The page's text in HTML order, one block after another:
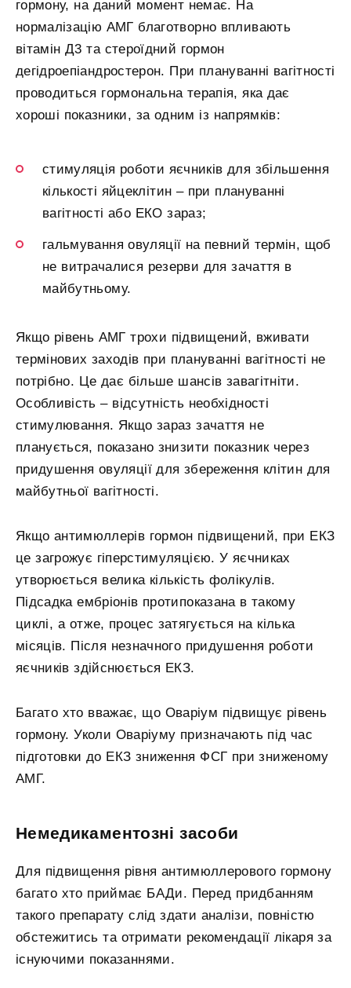
гормону, на даний момент немає. На
нормалізацію АМГ благотворно впливають
вітамін Д3 та стероїдний гормон
дегідроепіандростерон. При плануванні вагітності
проводиться гормональна терапія, яка дає
хороші показники, за одним із напрямків:
стимуляція роботи яєчників для збільшення
кількості яйцеклітин – при плануванні
вагітності або ЕКО зараз;
гальмування овуляції на певний термін, щоб
не витрачалися резерви для зачаття в
майбутньому.
Якщо рівень АМГ трохи підвищений, вживати
термінових заходів при плануванні вагітності не
потрібно. Це дає більше шансів завагітніти.
Особливість – відсутність необхідності
стимулювання. Якщо зараз зачаття не
планується, показано знизити показник через
придушення овуляції для збереження клітин для
майбутньої вагітності.
Якщо антимюллерів гормон підвищений, при ЕКЗ
це загрожує гіперстимуляцією. У яєчниках
утворюється велика кількість фолікулів.
Підсадка ембріонів протипоказана в такому
циклі, а отже, процес затягується на кілька
місяців. Після незначного придушення роботи
яєчників здійснюється ЕКЗ.
Багато хто вважає, що Оваріум підвищує рівень
гормону. Уколи Оваріуму призначають під час
підготовки до ЕКЗ зниження ФСГ при зниженому
АМГ.
Немедикаментозні засоби
Для підвищення рівня антимюллерового гормону
багато хто приймає БАДи. Перед придбанням
такого препарату слід здати аналізи, повністю
обстежитись та отримати рекомендації лікаря за
існуючими показаннями.